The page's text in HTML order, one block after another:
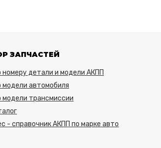
ЗАПЧАСТЕЙ
номеру детали и модели АКПП
модели автомобиля
модели трансмиссии
- справочник АКПП по марке авто